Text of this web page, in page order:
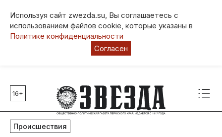
Используя сайт zwezda.su, Вы соглашаетесь с
использованием файлов cookie, которые указаны в
Политике конфиденциальности
Согласен
Главные темы
80 лет Победы
Молодежная столица РФ
16+
Происшествия